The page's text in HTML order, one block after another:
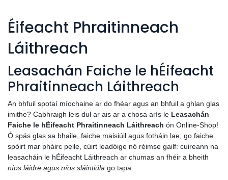
Éifeacht Phraitinneach
Láithreach
Leasachán Faiche le hÉifeacht
Phraitinneach Láithreach
An bhfuil spotaí míochaine ar do fhéar agus an bhfuil a ghlan glas
imithe? Cabhraigh leis dul ar ais ar a chosa arís le Leasachán
Faiche le hÉifeacht Phraitinneach Láithreach ón Online-Shop!
Ó spás glas sa bhaile, faiche maisiúil agus fotháin lae, go faiche
spóirt mar pháirc peile, cúirt leadóige nó réimse gailf: cuireann na
leasacháin le hÉifeacht Láithreach ar chumas an fhéir a bheith
níos láidre agus níos sláintiúla go tapa.